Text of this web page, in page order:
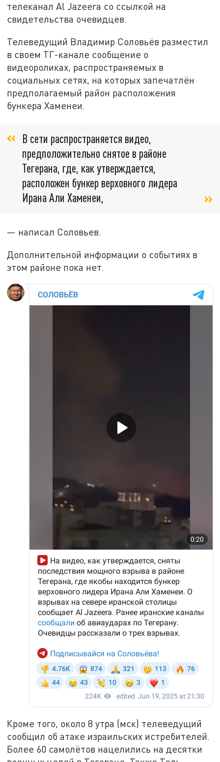
телеканал Al Jazeera со ссылкой на
свидетельства очевидцев.
Телеведущий Владимир Соловьёв разместил
в своем TГ-канале сообщение о
видеороликах, распространяемых в
социальных сетях, на которых запечатлён
предполагаемый район расположения
бункера Хаменеи.
В сети распространяется видео,
предположительно снятое в районе
Тегерана, где, как утверждается,
расположен бункер верховного лидера
Ирана Али Хаменеи,
— написал Соловьев.
Дополнительной информации о событиях в
этом районе пока нет.
Кроме того, около 8 утра (мск) телеведущий
сообщил об атаке израильских истребителей.
Более 60 самолётов нацелились на десятки